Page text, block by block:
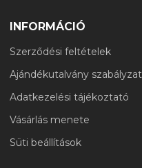
INFORMÁCIÓ
Szerződési feltételek
Ajándékutalvány szabályzat
Adatkezelési tájékoztató
Vásárlás menete
Süti beállítások